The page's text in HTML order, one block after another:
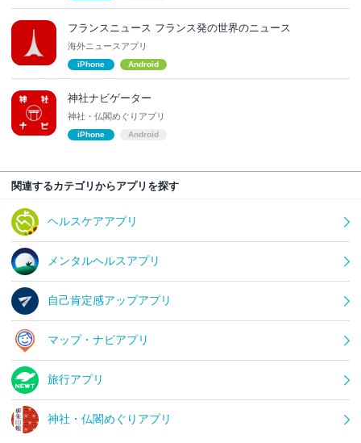
フランスニュース フランス発の世界のニュース
海外ニュースアプリ
iPhone Android
神社ナビゲーター
神社・仏閣めぐりアプリ
iPhone Android
関連するカテゴリからアプリを探す
ヘルスケアアプリ
メンタルヘルスアプリ
自己肯定感アップアプリ
マップ・ナビアプリ
旅行アプリ
神社・仏閣めぐりアプリ